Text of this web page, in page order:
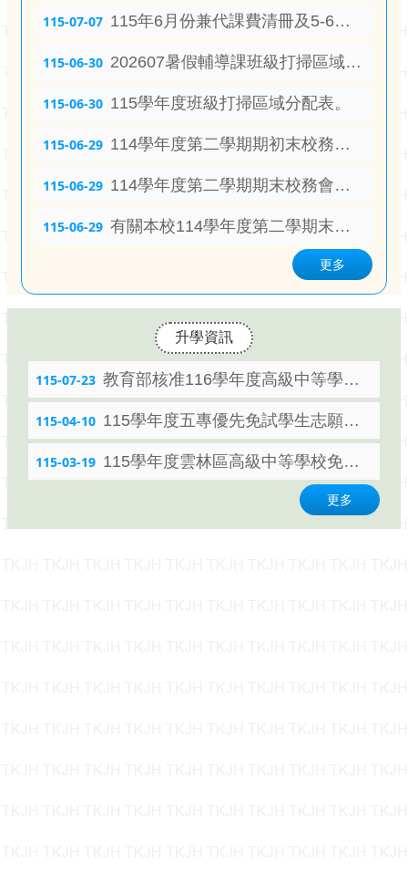
115-07-07 115年6月份兼代課費清冊及5-6月身心調適假代課費清冊
115-06-30 202607暑假輔導課班級打掃區域分配表
115-06-30 115學年度班級打掃區域分配表。
115-06-29 114學年度第二學期期初末校務會議-輔導室工作報告
115-06-29 114學年度第二學期期末校務會議-總務處報告
115-06-29 有關本校114學年度第二學期末校務會議人事室報告資料
更多
升學資訊
115-07-23 教育部核准116學年度高級中等學校藝術才能班特色招生甄選入學部分招生學校調整國中教育會考錄取門檻相關資訊
115-04-10 115學年度五專優先免試學生志願選填系統
115-03-19 115學年度雲林區高級中等學校免試入學報名作業資訊系統平臺（第二次模擬志願選填）
更多